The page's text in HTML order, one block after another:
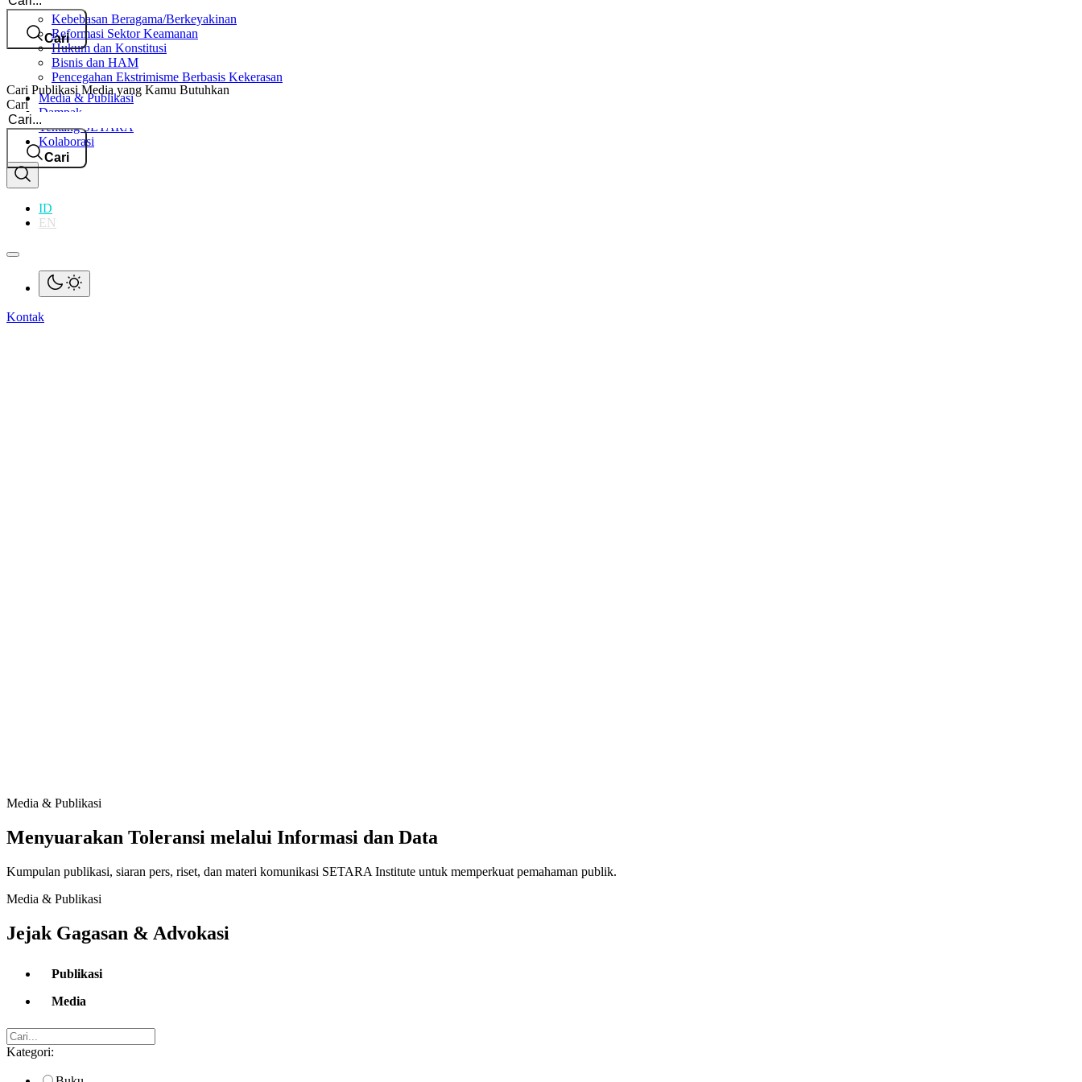
Kebebasan Beragama/Berkeyakinan
Reformasi Sektor Keamanan
Hukum dan Konstitusi
Bisnis dan HAM
Pencegahan Ekstrimisme Berbasis Kekerasan
Media & Publikasi
Dampak
Tentang SETARA
Kolaborasi
ID
EN
Kontak
Cari Publikasi Media yang Kamu Butuhkan
Cari
Cari
Cari
Media & Publikasi
Menyuarakan Toleransi melalui Informasi dan Data
Kumpulan publikasi, siaran pers, riset, dan materi komunikasi SETARA Institute untuk memperkuat pemahaman publik.
Media & Publikasi
Jejak Gagasan & Advokasi
Publikasi
Media
Kategori: